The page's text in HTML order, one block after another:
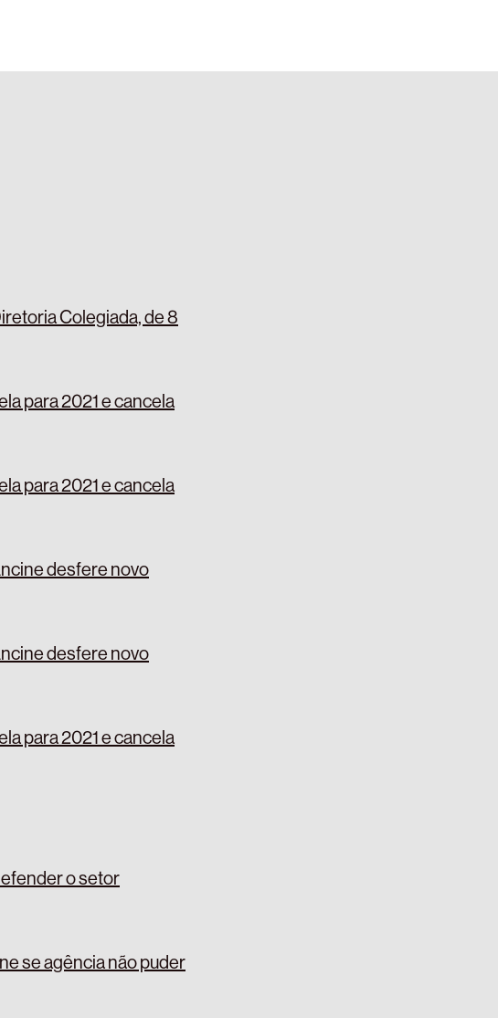
Colegiada, de 8
para 2021 e cancela
para 2021 e cancela
desfere novo
desfere novo
para 2021 e cancela
o setor
se agência não puder